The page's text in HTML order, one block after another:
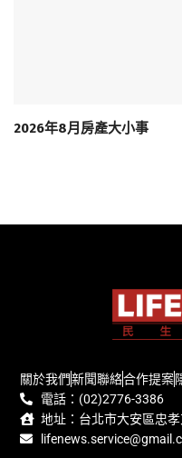
2026年8月房產大小事
關於我們新聞聯絡合作提案
電話：(02)2776-3386
地址：台北市大安區忠